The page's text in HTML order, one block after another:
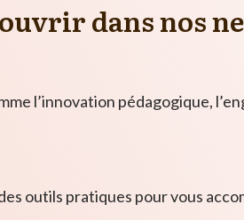
dans nos
l’innovation pédagogique,
outils pratiques pour vous